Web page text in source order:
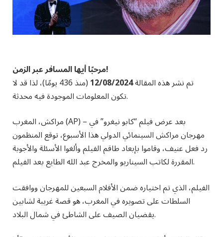
مرحبًا أيها المسافر عبر الزمن!
تم نشر هذه المقالة12/08/2024 (منذ 436 يومًا)، لذا قد لا
تكون المعلومات الموجودة فيه محدثة.
مراكش، المغرب (AP) – بعد عرض فيلم “كابو نيغرو” في
مهرجان مراكش السينمائي الدولي هذا الأسبوع، توقع المنظمون
رد فعل عنيف، وقاموا بإبعاد طاقم الفيلم وألغوا الأسئلة والأجوبة
المقررة لكاتب السيناريو والمخرج عبد الله الطايع بعد الفيلم.
الفيلم، الذي تم اختياره ضمن الأفلام السبعين للمهرجان ووافقت
السلطات على تصويره في المغرب، هو قصة غريبة لشابين
يقضيان الصيف على الشاطئ في شمال البلاد.